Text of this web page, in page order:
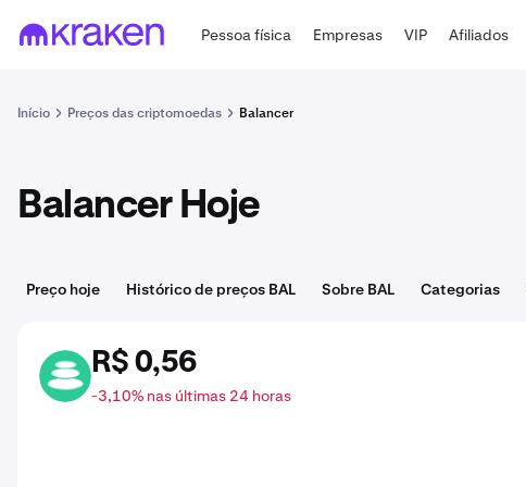
Pessoa física Empresas VIP Afiliados
Início Preços das criptomoedas Balancer
Balancer Hoje
Preço hoje Histórico de preços BAL Sobre BAL Categorias
BAL R$ 0,56
-3,10% nas últimas 24 horas